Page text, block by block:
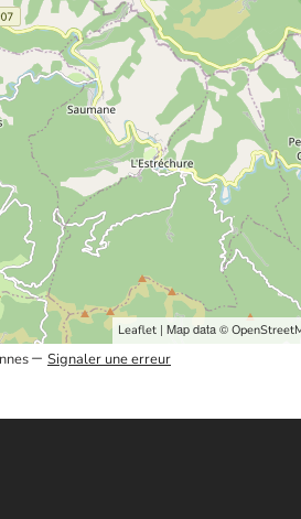
Leaflet | Map data ©
– Signaler une erreur